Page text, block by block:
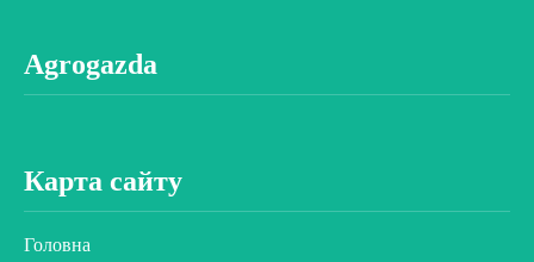
Agrogazda
Карта сайту
Головна